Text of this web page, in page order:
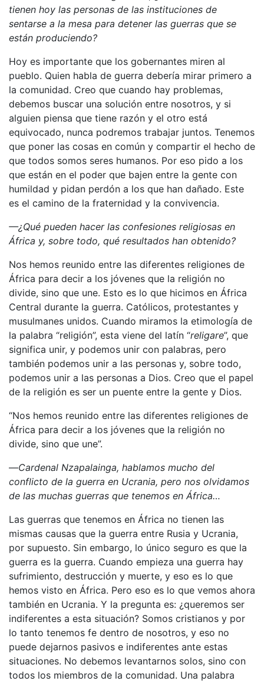
tienen hoy las personas de las instituciones de
sentarse a la mesa para detener las guerras que se
están produciendo?
Hoy es importante que los gobernantes miren al
pueblo. Quien habla de guerra debería mirar primero a
la comunidad. Creo que cuando hay problemas,
debemos buscar una solución entre nosotros, y si
alguien piensa que tiene razón y el otro está
equivocado, nunca podremos trabajar juntos. Tenemos
que poner las cosas en común y compartir el hecho de
que todos somos seres humanos. Por eso pido a los
que están en el poder que bajen entre la gente con
humildad y pidan perdón a los que han dañado. Este
es el camino de la fraternidad y la convivencia.
—¿Qué pueden hacer las confesiones religiosas en
África y, sobre todo, qué resultados han obtenido?
Nos hemos reunido entre las diferentes religiones de
África para decir a los jóvenes que la religión no
divide, sino que une. Esto es lo que hicimos en África
Central durante la guerra. Católicos, protestantes y
musulmanes unidos. Cuando miramos la etimología de
la palabra “religión”, esta viene del latín “religare”, que
significa unir, y podemos unir con palabras, pero
también podemos unir a las personas y, sobre todo,
podemos unir a las personas a Dios. Creo que el papel
de la religión es ser un puente entre la gente y Dios.
“Nos hemos reunido entre las diferentes religiones de
África para decir a los jóvenes que la religión no
divide, sino que une”.
—Cardenal Nzapalainga, hablamos mucho del
conflicto de la guerra en Ucrania, pero nos olvidamos
de las muchas guerras que tenemos en África…
Las guerras que tenemos en África no tienen las
mismas causas que la guerra entre Rusia y Ucrania,
por supuesto. Sin embargo, lo único seguro es que la
guerra es la guerra. Cuando empieza una guerra hay
sufrimiento, destrucción y muerte, y eso es lo que
hemos visto en África. Pero eso es lo que vemos ahora
también en Ucrania. Y la pregunta es: ¿queremos ser
indiferentes a esta situación? Somos cristianos y por
lo tanto tenemos fe dentro de nosotros, y eso no
puede dejarnos pasivos e indiferentes ante estas
situaciones. No debemos levantarnos solos, sino con
todos los miembros de la comunidad. Una palabra